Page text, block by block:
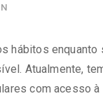
hábitos
Atualmente,
com acesso